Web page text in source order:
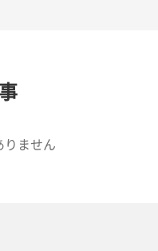
りません